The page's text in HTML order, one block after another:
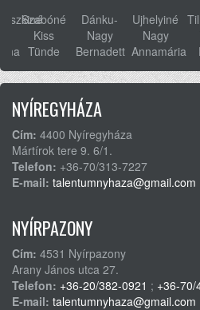
Szabóné
Kiss
Tünde
Dánku-
Nagy
Bernadett
Ujhelyiné
Nagy
Annamária
NYÍREGYHÁZA
Cím: 4400 Nyíregyháza
Mártírok tere 9. 6/1.
Telefon: +36-70/313-7227
E-mail: talentumnyhaza@gmail.com
NYÍRPAZONY
Cím: 4531 Nyírpazony
Arany János utca 27.
Telefon: +36-20/382-0921 ; +36-70/
E-mail: talentumnyhaza@gmail.com